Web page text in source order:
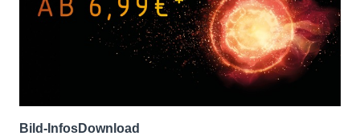
Bild-InfosDownload